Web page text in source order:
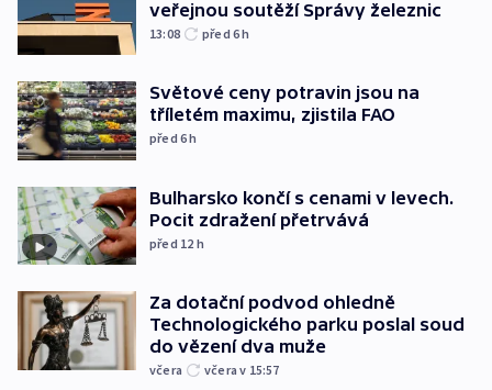
veřejnou soutěží Správy železnic
13:08 před 6h
Světové ceny potravin jsou na
tříletém maximu, zjistila FAO
před 6h
Bulharsko končí s cenami v levech.
Pocit zdražení přetrvává
před 12 h
Za dotační podvod ohledně
Technologického parku poslal soud
do vězení dva muže
včera včera v 15:57